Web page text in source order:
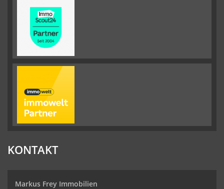
KONTAKT
Markus Frey Immobilien